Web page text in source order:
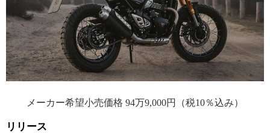
メーカー希望小売価格 94万9,000円（税10％込み）
リリース